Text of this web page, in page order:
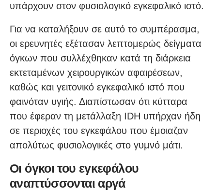
υπάρχουν στον φυσιολογικό εγκεφαλικό ιστό.
Για να καταλήξουν σε αυτό το συμπέρασμα,
οι ερευνητές εξέτασαν λεπτομερώς δείγματα
όγκων που συλλέχθηκαν κατά τη διάρκεια
εκτεταμένων χειρουργικών αφαιρέσεων,
καθώς και γειτονικό εγκεφαλικό ιστό που
φαινόταν υγιής. Διαπίστωσαν ότι κύτταρα
που έφεραν τη μετάλλαξη IDH υπήρχαν ήδη
σε περιοχές του εγκεφάλου που έμοιαζαν
απολύτως φυσιολογικές στο γυμνό μάτι.
Οι όγκοι του εγκεφάλου
αναπτύσσονται αργά